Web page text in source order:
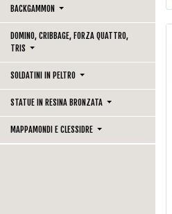
BACKGAMMON
DOMINO, CRIBBAGE, FORZA QUATTRO,
TRIS
SOLDATINI IN PELTRO
STATUE IN RESINA BRONZATA
MAPPAMONDI E CLESSIDRE